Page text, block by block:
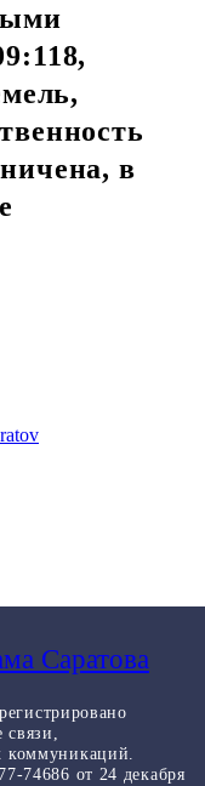
в
Саратова
связи,
коммуникаций.
74686 от 24 декабря